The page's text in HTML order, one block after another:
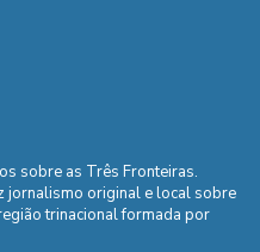
sobre as Três Fronteiras.
jornalismo original e local sobre
trinacional formada por